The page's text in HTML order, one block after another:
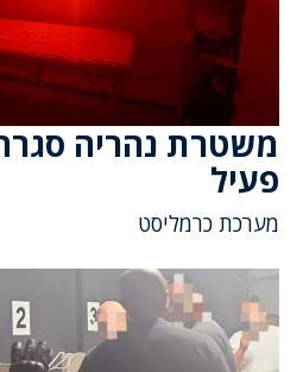
משטרת נהריה
פעיל
מערכת כרמליסט